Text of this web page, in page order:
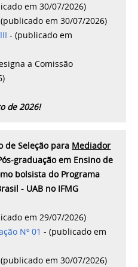
em 30/07/2026)
em 30/07/2026)
- (publicado em
a Comissão
de 2026!
de Seleção para Mediador
graduação em Ensino de
bolsista do Programa
- UAB no IFMG
em 29/07/2026)
Nº 01 - (publicado em
em 30/07/2026)